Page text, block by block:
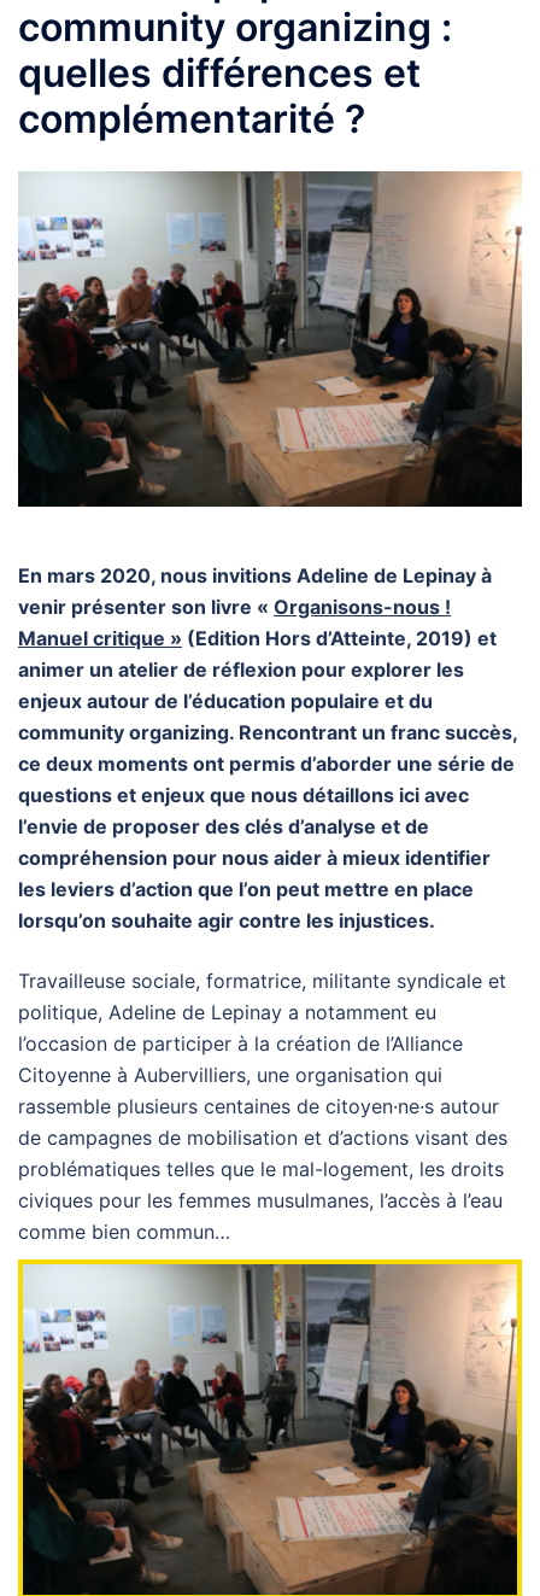
community organizing :
quelles différences et
complémentarité ?
En mars 2020, nous invitions Adeline de Lepinay à
venir présenter son livre « Organisons-nous !
Manuel critique » (Edition Hors d’Atteinte, 2019) et
animer un atelier de réflexion pour explorer les
enjeux autour de l’éducation populaire et du
community organizing. Rencontrant un franc succès,
ce deux moments ont permis d’aborder une série de
questions et enjeux que nous détaillons ici avec
l’envie de proposer des clés d’analyse et de
compréhension pour nous aider à mieux identifier
les leviers d’action que l’on peut mettre en place
lorsqu’on souhaite agir contre les injustices.
Travailleuse sociale, formatrice, militante syndicale et
politique, Adeline de Lepinay a notamment eu
l’occasion de participer à la création de l’Alliance
Citoyenne à Aubervilliers, une organisation qui
rassemble plusieurs centaines de citoyen·ne·s autour
de campagnes de mobilisation et d’actions visant des
problématiques telles que le mal-logement, les droits
civiques pour les femmes musulmanes, l’accès à l’eau
comme bien commun…